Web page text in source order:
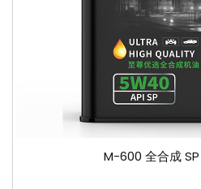
M-600 全合成